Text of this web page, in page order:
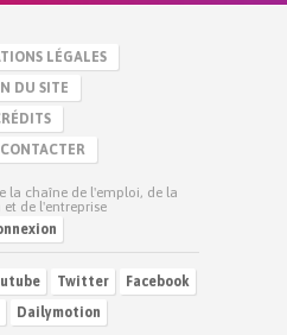
LÉGALES
DU SITE
la chaîne de l'emploi, de la
de l'entreprise
Twitter
Facebook
Dailymotion